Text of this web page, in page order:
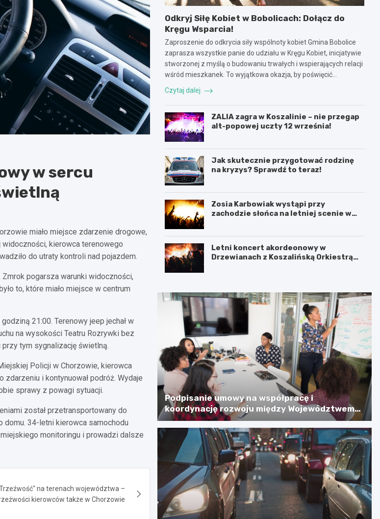
w sercu
miało miejsce zdarzenie drogowe,
kierowca terenowego
do utraty kontroli nad pojazdem.
pogarsza warunki widoczności,
to, które miało miejsce w centrum
21:00. Terenowy jeep jechał w
na wysokości Teatru Rozrywki bez
tym sygnalizację świetlną.
Policji w Chorzowie, kierowca
zdarzeniu i kontynuował podróż. Wydaje
sprawy z powagi sytuacji.
został przetransportowany do
domu. 34-letni kierowca samochodu
monitoringu i prowadzi dalsze
na terenach województwa –
kierowców także w Chorzowie
Odkryj Siłę Kobiet w Bobolicach: Dołącz do
Kręgu Wsparcia!
Zaproszenie do odkrycia siły wspólnoty kobiet Gmina Bobolice
zaprasza wszystkie panie do udziału w Kręgu Kobiet, inicjatywie
stworzonej z myślą o budowaniu trwałych i wspierających relacji
wśród mieszkanek. To wyjątkowa okazja, by poświęcić…
Czytaj dalej
ZALIA zagra w Koszalinie – nie przegap
alt-popowej uczty 12 września!
Jak skutecznie przygotować rodzinę
na kryzys? Sprawdź to teraz!
Zosia Karbowiak wystąpi przy
zachodzie słońca na letniej scenie w
Letni koncert akordeonowy w
Drzewianach z Koszalińską Orkiestrą
Podpisanie umowy na współpracę i
koordynację rozwoju między Województwem
Zachodniopomorskim a Gminą Miastem
Koszalin